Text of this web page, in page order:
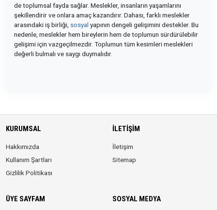
de toplumsal fayda sağlar. Meslekler, insanların yaşamlarını
şekillendirir ve onlara amaç kazandırır. Dahası, farklı meslekler
arasındaki iş birliği, sosyal yapının dengeli gelişimini destekler. Bu
nedenle, meslekler hem bireylerin hem de toplumun sürdürülebilir
gelişimi için vazgeçilmezdir. Toplumun tüm kesimleri meslekleri
değerli bulmalı ve saygı duymalıdır.
KURUMSAL
Hakkımızda
Kullanım Şartları
Gizlilik Politikası
İLETIŞIM
İletişim
Sitemap
ÜYE SAYFAM SOSYAL MEDYA